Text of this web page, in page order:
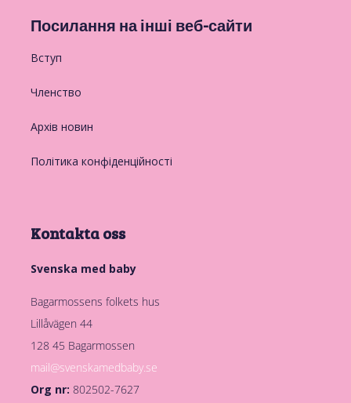
Посилання на інші веб-сайти
Вступ
Членство
Архів новин
Політика конфіденційності
Kontakta oss
Svenska med baby
Bagarmossens folkets hus
Lillåvägen 44
128 45 Bagarmossen
mail@svenskamedbaby.se
Org nr: 802502-7627